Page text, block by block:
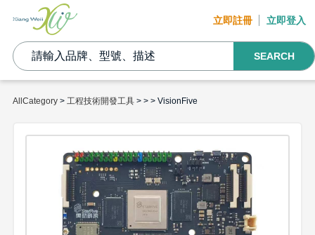
立即註冊 立即登入
SEARCH
AllCategory> 工程技術開發工具> > > VisionFive